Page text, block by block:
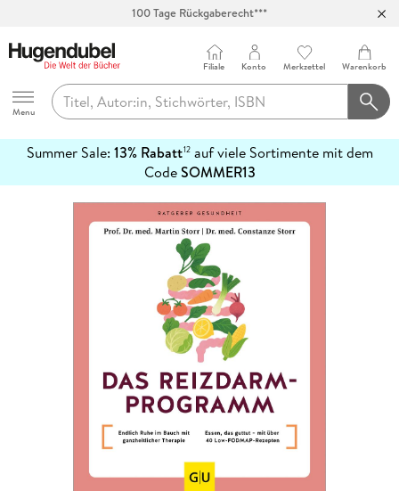
100 Tage Rückgaberecht***
Hugendubel
Menu
Filiale Konto Merkzettel Warenkorb
Summer Sale: 13% Rabatt12auf viele Sortimente mit dem
CodeSOMMER13
erfahren